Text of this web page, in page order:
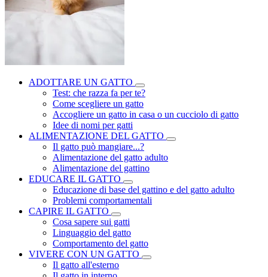
ADOTTARE UN GATTO
Test: che razza fa per te?
Come scegliere un gatto
Accogliere un gatto in casa o un cucciolo di gatto
Idee di nomi per gatti
ALIMENTAZIONE DEL GATTO
Il gatto può mangiare...?
Alimentazione del gatto adulto
Alimentazione del gattino
EDUCARE IL GATTO
Educazione di base del gattino e del gatto adulto
Problemi comportamentali
CAPIRE IL GATTO
Cosa sapere sui gatti
Linguaggio del gatto
Comportamento del gatto
VIVERE CON UN GATTO
Il gatto all'esterno